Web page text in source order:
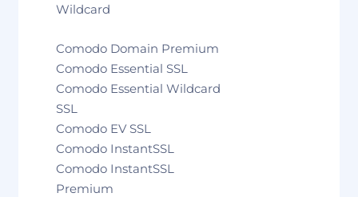
Wildcard
Comodo Domain Premium
Comodo Essential SSL
Comodo Essential Wildcard
SSL
Comodo EV SSL
Comodo InstantSSL
Comodo InstantSSL
Premium